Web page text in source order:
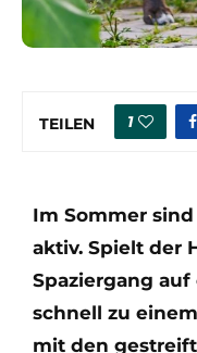
TEILEN 1
Im Sommer
aktiv. Spielt der
Spaziergang
schnell zu
mit den